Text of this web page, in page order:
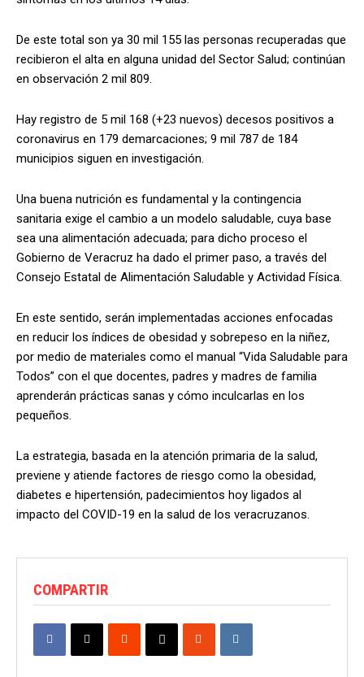
De este total son ya 30 mil 155 las personas recuperadas que
recibieron el alta en alguna unidad del Sector Salud; continúan
en observación 2 mil 809.
Hay registro de 5 mil 168 (+23 nuevos) decesos positivos a
coronavirus en 179 demarcaciones; 9 mil 787 de 184
municipios siguen en investigación.
Una buena nutrición es fundamental y la contingencia
sanitaria exige el cambio a un modelo saludable, cuya base
sea una alimentación adecuada; para dicho proceso el
Gobierno de Veracruz ha dado el primer paso, a través del
Consejo Estatal de Alimentación Saludable y Actividad Física.
En este sentido, serán implementadas acciones enfocadas
en reducir los índices de obesidad y sobrepeso en la niñez,
por medio de materiales como el manual “Vida Saludable para
Todos” con el que docentes, padres y madres de familia
aprenderán prácticas sanas y cómo inculcarlas en los
pequeños.
La estrategia, basada en la atención primaria de la salud,
previene y atiende factores de riesgo como la obesidad,
diabetes e hipertensión, padecimientos hoy ligados al
impacto del COVID-19 en la salud de los veracruzanos.
COMPARTIR